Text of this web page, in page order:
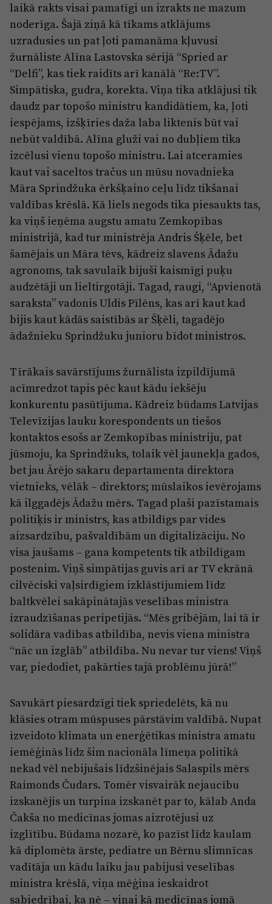
laikā rakts visai pamatīgi un izrakts ne mazum
noderīga. Šajā ziņā kā tīkams atklājums
uzradusies un pat ļoti pamanāma kļuvusi
žurnāliste Alīna Lastovska sērijā “Spried ar
“Delfi”, kas tiek raidīts arī kanālā “Re:TV”.
Simpātiska, gudra, korekta. Viņa tika atklājusi tik
daudz par topošo ministru kandidātiem, ka, ļoti
iespējams, izšķīries daža laba liktenis būt vai
nebūt valdībā. Alīna gluži vai no dubļiem tika
izcēlusi vienu topošo ministru. Lai atceramies
kaut vai saceltos tračus un mūsu novadnieka
Māra Sprindžuka ērkšķaino ceļu līdz tikšanai
valdības krēslā. Kā liels negods tika piesaukts tas,
ka viņš ieņēma augstu amatu Zemkopības
ministrijā, kad tur ministrēja Andris Šķēle, bet
šamējais un Māra tēvs, kādreiz slavens Ādažu
agronoms, tak savulaik bijuši kaismīgi puķu
audzētāji un lieltirgotāji. Tagad, raugi, “Apvienotā
saraksta” vadonis Uldis Pīlēns, kas arī kaut kad
bijis kaut kādās saistībās ar Šķēli, tagadējo
ādažnieku Sprindžuku junioru bīdot ministros.
Tīrākais savārstījums žurnālista izpildījumā
acīmredzot tapis pēc kaut kādu iekšēju
konkurentu pasūtījuma. Kādreiz būdams Latvijas
Televīzijas lauku korespondents un tiešos
kontaktos esošs ar Zemkopības ministriju, pat
jūsmoju, ka Sprindžuks, tolaik vēl jaunekļa gados,
bet jau Ārējo sakaru departamenta direktora
vietnieks, vēlāk – direktors; mūslaikos ievērojams
kā ilggadējs Ādažu mērs. Tagad plaši pazīstamais
politiķis ir ministrs, kas atbildīgs par vides
aizsardzību, pašvaldībām un digitalizāciju. No
visa jaušams – gana kompetents tik atbildīgam
postenim. Viņš simpātijas guvis arī ar TV ekrānā
cilvēciski vaļsirdīgiem izklāstījumiem līdz
baltkvēlei sakāpinātajās veselības ministra
izraudzīšanas peripetijās. “Mēs gribējām, lai tā ir
solidāra vadības atbildība, nevis viena ministra
“nāc un izglāb” atbildība. Nu nevar tur viens! Viņš
var, piedodiet, pakārties tajā problēmu jūrā!”
Savukārt piesardzīgi tiek spriedelēts, kā nu
klāsies otram mūspuses pārstāvim valdībā. Nupat
izveidoto klimata un enerģētikas ministra amatu
iemēģinās līdz šim nacionāla līmeņa politikā
nekad vēl nebijušais līdzšinējais Salaspils mērs
Raimonds Čudars. Tomēr visvairāk nejaucību
izskanējis un turpina izskanēt par to, kālab Anda
Čakša no medicīnas jomas aizrotējusi uz
izglītību. Būdama nozarē, ko pazīst līdz kaulam
kā diplomēta ārste, pediatre un Bērnu slimnīcas
vadītāja un kādu laiku jau pabijusi veselības
ministra krēslā, viņa mēģina ieskaidrot
sabiedrībai, ka nē – viņai kā medicīnas jomā